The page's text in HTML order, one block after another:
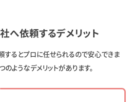
へ依頼するデメリット
するとプロに任せられるので安心できま
ようなデメリットがあります。